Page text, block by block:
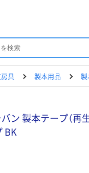
具 製本用品
バン 製本テープ（再
BK